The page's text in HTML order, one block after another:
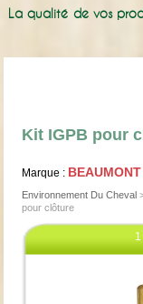
La qualité de vos
Kit IGPB pour
Marque :
Environnement Du Cheval
pour clôture